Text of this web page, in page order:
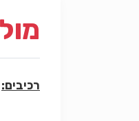
רכיבים: